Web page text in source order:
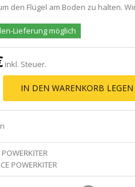
den Flügel am Boden zu halten.
Lieferung möglich
inkl. Steuer.
IN DEN WARENKORB LEGEN
POWERKITER